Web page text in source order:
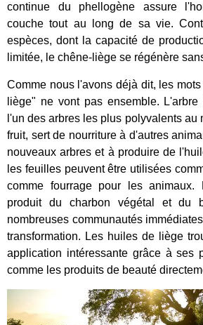
continue du phellogène assure
couche tout au long de sa vie.
espèces, dont la capacité de
limitée, le chêne-liège se régénère
Comme nous l'avons déjà dit, les
liège" ne vont pas ensemble.
l'un des arbres les plus polyvalents au
fruit, sert de nourriture à d'autres
nouveaux arbres et à produire de
les feuilles peuvent être utilisées
comme fourrage pour les animaux.
produit du charbon végétal et du
nombreuses communautés
transformation. Les huiles de liège
application intéressante grâce à ses
comme les produits de beauté